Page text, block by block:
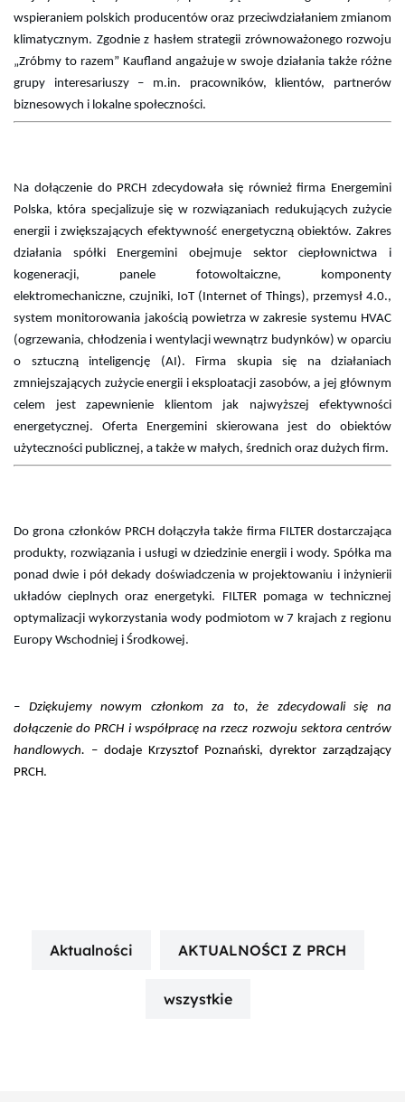
wspieraniem polskich producentów oraz przeciwdziałaniem zmianom
klimatycznym. Zgodnie z hasłem strategii zrównoważonego rozwoju
„Zróbmy to razem” Kaufland angażuje w swoje działania także różne
grupy interesariuszy – m.in. pracowników, klientów, partnerów
biznesowych i lokalne społeczności.
Na dołączenie do PRCH zdecydowała się również firma Energemini
Polska, która specjalizuje się w rozwiązaniach redukujących zużycie
energii i zwiększających efektywność energetyczną obiektów. Zakres
działania spółki Energemini obejmuje sektor ciepłownictwa i
kogeneracji, panele fotowoltaiczne, komponenty
elektromechaniczne, czujniki, IoT (Internet of Things), przemysł 4.0.,
system monitorowania jakością powietrza w zakresie systemu HVAC
(ogrzewania, chłodzenia i wentylacji wewnątrz budynków) w oparciu
o sztuczną inteligencję (AI). Firma skupia się na działaniach
zmniejszających zużycie energii i eksploatacji zasobów, a jej głównym
celem jest zapewnienie klientom jak najwyższej efektywności
energetycznej. Oferta Energemini skierowana jest do obiektów
użyteczności publicznej, a także w małych, średnich oraz dużych firm.
Do grona członków PRCH dołączyła także firma FILTER dostarczająca
produkty, rozwiązania i usługi w dziedzinie energii i wody. Spółka ma
ponad dwie i pół dekady doświadczenia w projektowaniu i inżynierii
układów cieplnych oraz energetyki. FILTER pomaga w technicznej
optymalizacji wykorzystania wody podmiotom w 7 krajach z regionu
Europy Wschodniej i Środkowej.
– Dziękujemy nowym członkom za to, że zdecydowali się na
dołączenie do PRCH i współpracę na rzecz rozwoju sektora centrów
handlowych. – dodaje Krzysztof Poznański, dyrektor zarządzający
PRCH.
Aktualności AKTUALNOŚCI Z PRCH
wszystkie